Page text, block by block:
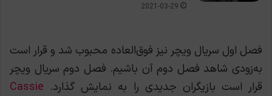
2021-03-29
فصل اول سریال ویچر نیز فوق‌العاده محبوب شد و قرار است
به‌زودی شاهد فصل دوم آن باشیم. فصل دوم سریال ویچر
قرار است بازیگران جدیدی را به نمایش گذارد. Cassie